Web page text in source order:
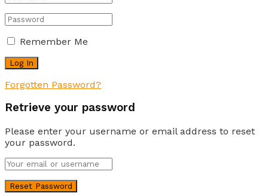
Remember Me
Forgotten Password?
Retrieve your password
Please enter your username or email address to reset
your password.